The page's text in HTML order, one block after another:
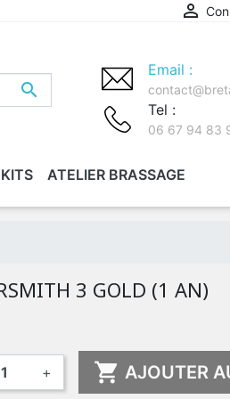


Email :
Tel :
06 67 94 83
BEERSMITH
KITS ATELIER BRASSAGE
3 GOLD (1 AN)
+  AJOUTER